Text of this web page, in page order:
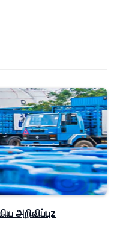
அறிவிப்புz